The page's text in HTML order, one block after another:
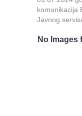
komunikacija
Javnog
No Images